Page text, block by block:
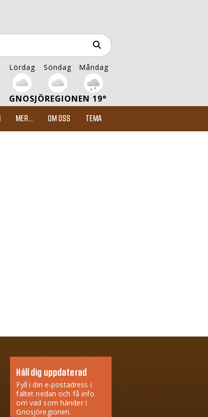
Lördag Söndag Måndag
GNOSJÖREGIONEN 19°
MER... OM OSS TEMA
Håll dig uppdaterad
Fyll i din e-postadress i
fältet nedan och få info
om vad som händer i
Gnosjöregionen.